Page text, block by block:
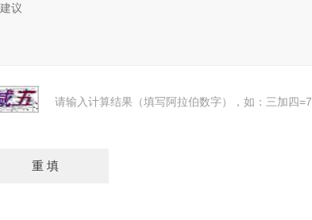
请输入计算结果（填写阿拉伯数字），如：三加四=7